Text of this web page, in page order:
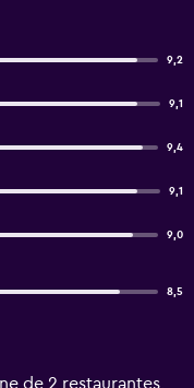
9,2
9,1
9,4
9,1
9,0
8,5
de 2 restaurantes,